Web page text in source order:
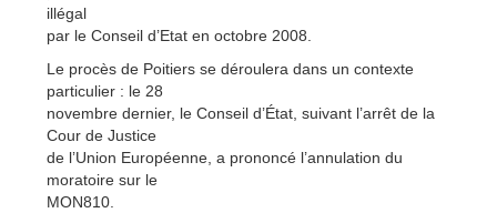
illégal
par le Conseil d’Etat en octobre 2008.
Le procès de Poitiers se déroulera dans un contexte
particulier : le 28
novembre dernier, le Conseil d’État, suivant l’arrêt de la
Cour de Justice
de l’Union Européenne, a prononcé l’annulation du
moratoire sur le
MON810.